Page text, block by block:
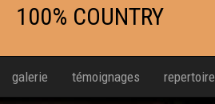
100% COUNTRY
galerie témoignages repertoire